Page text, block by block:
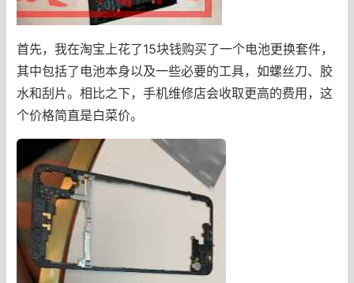
首先，我在淘宝上花了15块钱购买了一个电池更换套件，
其中包括了电池本身以及一些必要的工具，如螺丝刀、胶
水和刮片。相比之下，手机维修店会收取更高的费用，这
个价格简直是白菜价。